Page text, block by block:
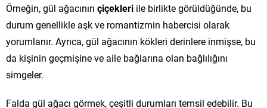
Örneğin, gül ağacının çiçekleri ile birlikte görüldüğünde, bu
durum genellikle aşk ve romantizmin habercisi olarak
yorumlanır. Ayrıca, gül ağacının kökleri derinlere inmişse, bu
da kişinin geçmişine ve aile bağlarına olan bağlılığını
simgeler.
Falda gül ağacı görmek, çeşitli durumları temsil edebilir. Bu